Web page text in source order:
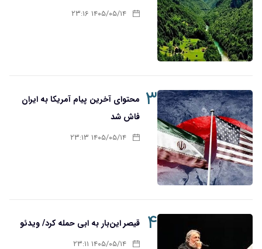
۱۴۰۵/۰۵/۱۴ ۲۳:۱۶
۳ محتوای آخرین پیام آمریکا به ایران
فاش شد
۱۴۰۵/۰۵/۱۴ ۲۳:۱۳
۴ قیصر این‌بار به ابی حمله کرد/ ویدئو
۱۴۰۵/۰۵/۱۴ ۲۳:۱۱